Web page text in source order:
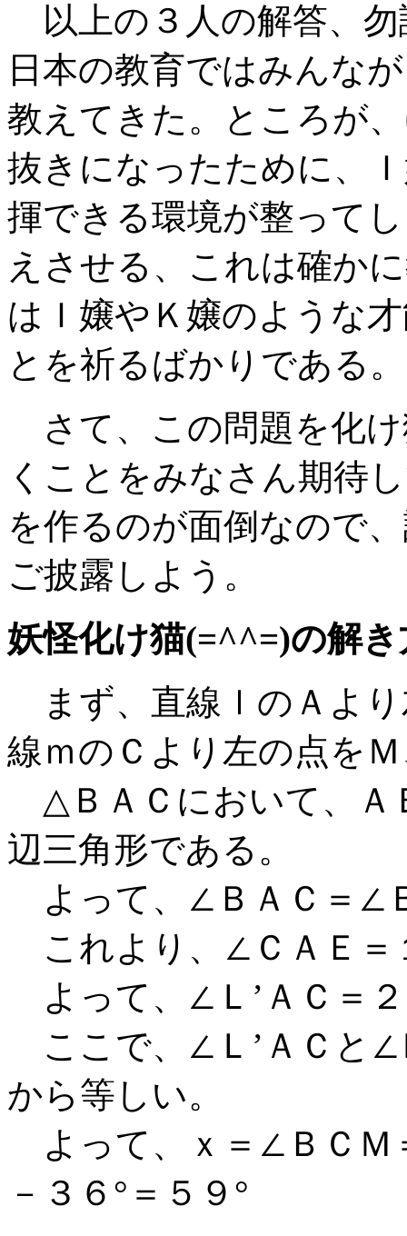
以上の３人の解答、
日本の教育ではみんな
教えてきた。ところが
抜きになったために、
揮できる環境が整って
えさせる、これは確か
はＩ嬢やＫ嬢のような
とを祈るばかりである。
さて、この問題を化
くことをみなさん期待
を作るのが面倒なので
ご披露しよう。
妖怪化け猫(=^^=)の解
まず、直線ｌのＡより
線ｍのＣより左の点を
△ＢＡＣにおいて、Ａ
辺三角形である。
よって、∠ＢＡＣ＝∠
これより、∠ＣＡＥ＝
よって、∠Ｌ’ＡＣ＝２
ここで、∠Ｌ’ＡＣと∠
から等しい。
よって、ｘ＝∠ＢＣＭ
－３６°＝５９°